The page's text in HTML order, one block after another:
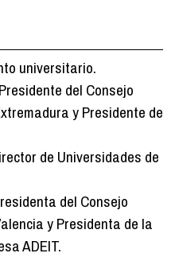
universitario.
del Consejo
y Presidente de
de Universidades de
del Consejo
y Presidenta de la
ADEIT.